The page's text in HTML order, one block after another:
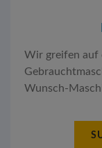
Wir greifen auf
Wunsch-